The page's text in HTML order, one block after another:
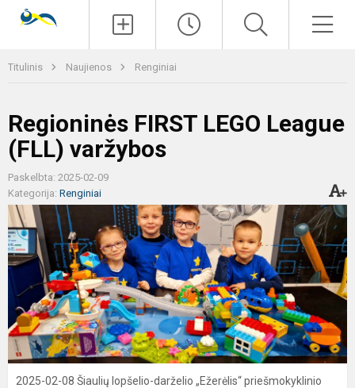
Titulinis Naujienos Renginiai
Regioninės FIRST LEGO League
(FLL) varžybos
Paskelbta: 2025-02-09
Kategorija: Renginiai
2025-02-08 Šiaulių lopšelio-darželio „Ežerėlis“ priešmokyklinio